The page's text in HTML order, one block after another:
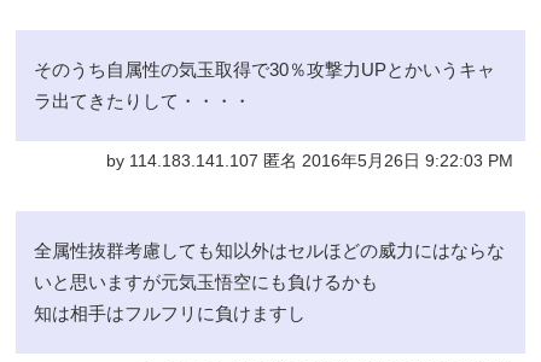
そのうち自属性の気玉取得で30％攻撃力UPとかいうキャ
ラ出てきたりして・・・・
by 114.183.141.107 匿名 2016年5月26日 9:22:03 PM
全属性抜群考慮しても知以外はセルほどの威力にはならな
いと思いますが元気玉悟空にも負けるかも
知は相手はフルフリに負けますし